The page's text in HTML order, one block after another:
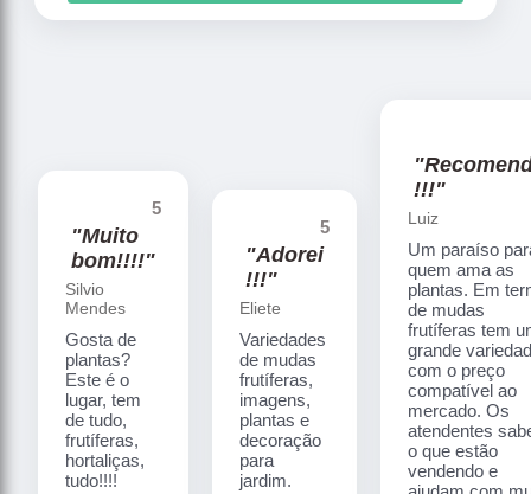
5
"Muito
bom!!!!"
Silvio
Mendes
Gosta de
plantas?
Este é o
lugar, tem
de tudo,
frutíferas,
hortaliças,
tudo!!!!
5
"Adorei
!!!"
Eliete
Variedades
de mudas
frutíferas,
imagens,
plantas e
decoração
para
jardim.
!!!"
Luiz
Um paraíso
quem ama as
plantas. Em
de mudas
frutíferas tem
grande
com o preço
compatível ao
mercado. Os
atendentes
o que estão
vendendo e